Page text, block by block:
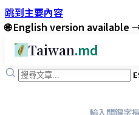
跳到主要內容
🌐 English version available
Taiwan.md
輸入關鍵字